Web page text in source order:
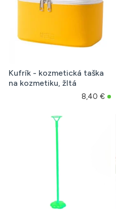
Kufrík - kozmetická taška
na kozmetiku, žltá
8,40 €